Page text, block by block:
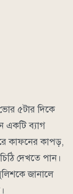
৫টার দিকে
একটি ব্যাগ
কাফনের কাপড়,
দেখতে পান।
জানালে